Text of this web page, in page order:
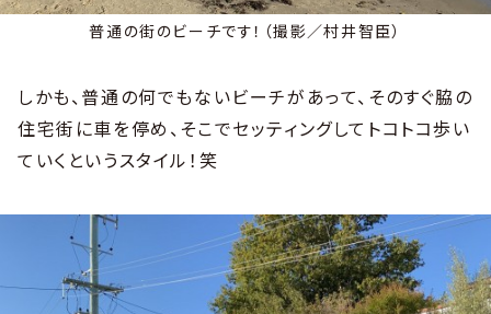
普通の街のビーチです！（撮影／村井智臣）
しかも、普通の何でもないビーチがあって、そのすぐ脇の
住宅街に車を停め、そこでセッティングしてトコトコ歩い
ていくというスタイル！笑